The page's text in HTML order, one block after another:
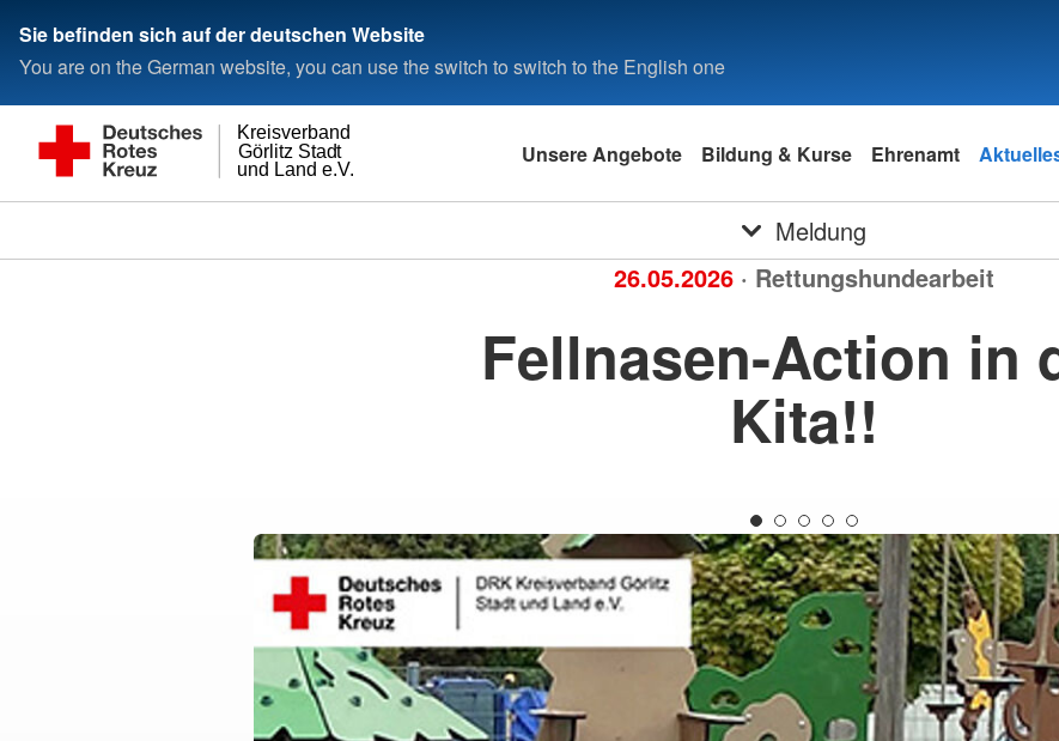
Sie befinden sich auf der deutschen Website
You are on the German website, you can use the switch to switch to the English one
und Land e.V.
Görlitz Stadt
Kreisverband
Unsere Angebote Bildung & Kurse Ehrenamt
Meldung
26.05.2026 · Rettungshundearbeit
Fellnasen-Action in
Kita!!